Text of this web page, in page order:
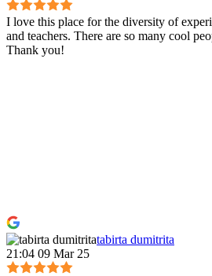
I love this place for the diversity of
and teachers. There are so many cool
Thank you!
tabirta dumitrita
21:04 09 Mar 25